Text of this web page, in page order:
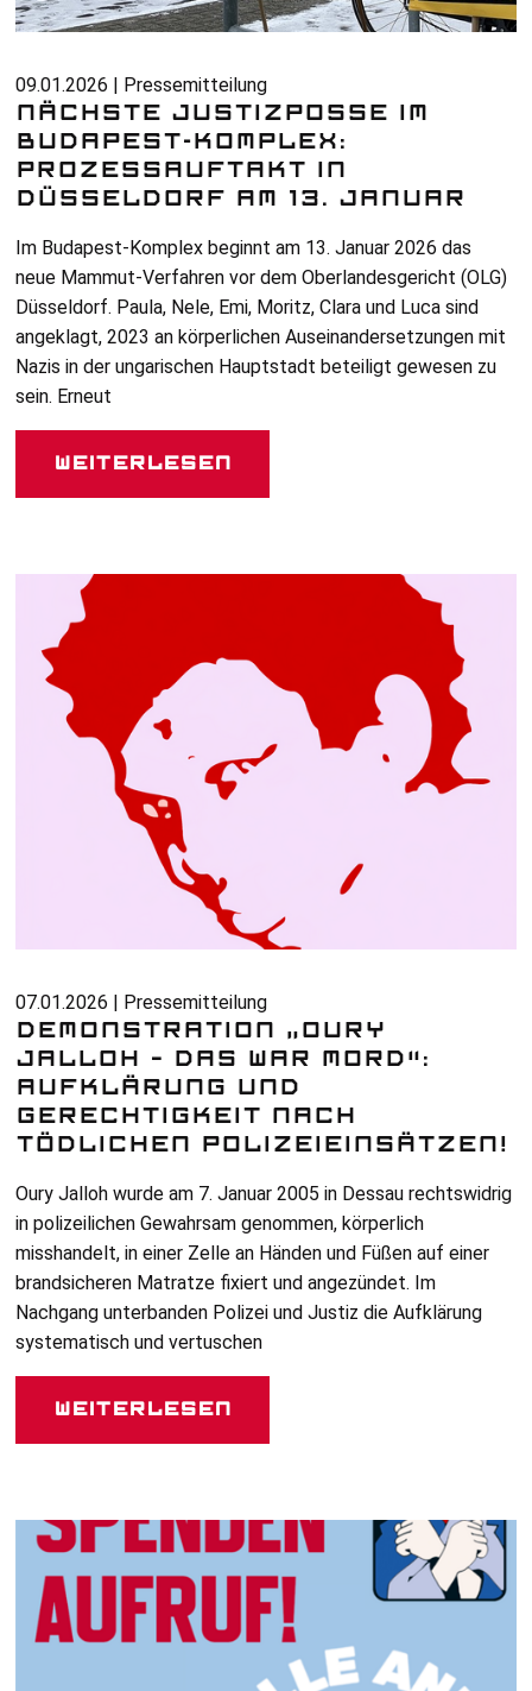
09.01.2026 | Pressemitteilung
NÄCHSTE JUSTIZPOSSE IM
BUDAPEST-KOMPLEX:
PROZESSAUFTAKT IN
DÜSSELDORF AM 13. JANUAR
Im Budapest-Komplex beginnt am 13. Januar 2026 das
neue Mammut-Verfahren vor dem Oberlandesgericht (OLG)
Düsseldorf. Paula, Nele, Emi, Moritz, Clara und Luca sind
angeklagt, 2023 an körperlichen Auseinandersetzungen mit
Nazis in der ungarischen Hauptstadt beteiligt gewesen zu
sein. Erneut
Weiterlesen
07.01.2026 | Pressemitteilung
DEMONSTRATION „OURY
JALLOH – DAS WAR MORD“:
AUFKLÄRUNG UND
GERECHTIGKEIT NACH
TÖDLICHEN POLIZEIEINSÄTZEN!
Oury Jalloh wurde am 7. Januar 2005 in Dessau rechtswidrig
in polizeilichen Gewahrsam genommen, körperlich
misshandelt, in einer Zelle an Händen und Füßen auf einer
brandsicheren Matratze fixiert und angezündet. Im
Nachgang unterbanden Polizei und Justiz die Aufklärung
systematisch und vertuschen
Weiterlesen